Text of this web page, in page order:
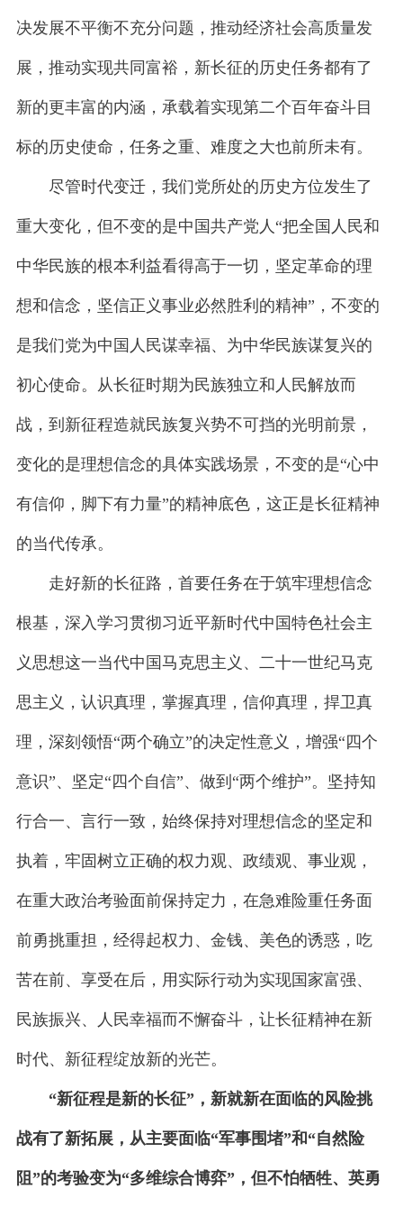
决发展不平衡不充分问题，推动经济社会高质量发
展，推动实现共同富裕，新长征的历史任务都有了
新的更丰富的内涵，承载着实现第二个百年奋斗目
标的历史使命，任务之重、难度之大也前所未有。
尽管时代变迁，我们党所处的历史方位发生了
重大变化，但不变的是中国共产党人“把全国人民和
中华民族的根本利益看得高于一切，坚定革命的理
想和信念，坚信正义事业必然胜利的精神”，不变的
是我们党为中国人民谋幸福、为中华民族谋复兴的
初心使命。从长征时期为民族独立和人民解放而
战，到新征程造就民族复兴势不可挡的光明前景，
变化的是理想信念的具体实践场景，不变的是“心中
有信仰，脚下有力量”的精神底色，这正是长征精神
的当代传承。
走好新的长征路，首要任务在于筑牢理想信念
根基，深入学习贯彻习近平新时代中国特色社会主
义思想这一当代中国马克思主义、二十一世纪马克
思主义，认识真理，掌握真理，信仰真理，捍卫真
理，深刻领悟“两个确立”的决定性意义，增强“四个
意识”、坚定“四个自信”、做到“两个维护”。坚持知
行合一、言行一致，始终保持对理想信念的坚定和
执着，牢固树立正确的权力观、政绩观、事业观，
在重大政治考验面前保持定力，在急难险重任务面
前勇挑重担，经得起权力、金钱、美色的诱惑，吃
苦在前、享受在后，用实际行动为实现国家富强、
民族振兴、人民幸福而不懈奋斗，让长征精神在新
时代、新征程绽放新的光芒。
“新征程是新的长征”，新就新在面临的风险挑
战有了新拓展，从主要面临“军事围堵”和“自然险
阻”的考验变为“多维综合博弈”，但不怕牺牲、英勇